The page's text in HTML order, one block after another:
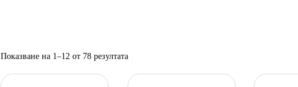
Показване на 1–12 от 78 резултатаSorted
by